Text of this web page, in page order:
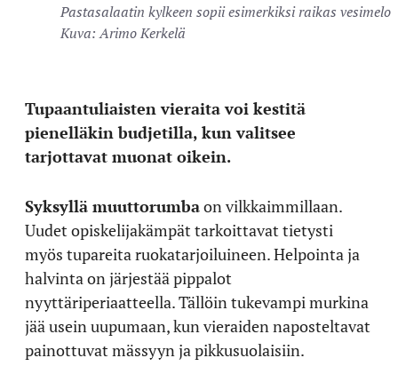
Pastasalaatin kylkeen sopii esimerkiksi raikas
Kuva: Arimo Kerkelä
Tupaantuliaisten vieraita voi kestitä
pienelläkin budjetilla, kun valitsee
tarjottavat muonat oikein.
Syksyllä muuttorumbaon vilkkaimmillaan.
Uudet opiskelijakämpät tarkoittavat tietysti
myös tupareita ruokatarjoiluineen. Helpointa ja
halvinta on järjestää pippalot
nyyttäriperiaatteella. Tällöin tukevampi murkina
jää usein uupumaan, kun vieraiden naposteltavat
painottuvat mässyyn ja pikkusuolaisiin.